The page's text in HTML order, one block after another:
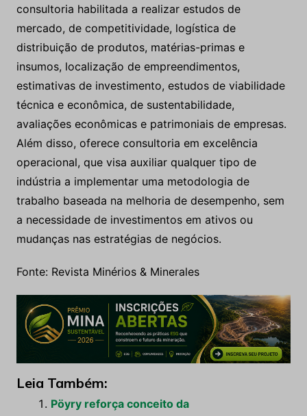
consultoria habilitada a realizar estudos de
mercado, de competitividade, logística de
distribuição de produtos, matérias-primas e
insumos, localização de empreendimentos,
estimativas de investimento, estudos de viabilidade
técnica e econômica, de sustentabilidade,
avaliações econômicas e patrimoniais de empresas.
Além disso, oferece consultoria em excelência
operacional, que visa auxiliar qualquer tipo de
indústria a implementar uma metodologia de
trabalho baseada na melhoria de desempenho, sem
a necessidade de investimentos em ativos ou
mudanças nas estratégias de negócios.
Fonte: Revista Minérios & Minerales
Leia Também:
Pöyry reforça conceito da